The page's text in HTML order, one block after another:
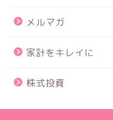
メルマガ
家計をキレイに
株式投資